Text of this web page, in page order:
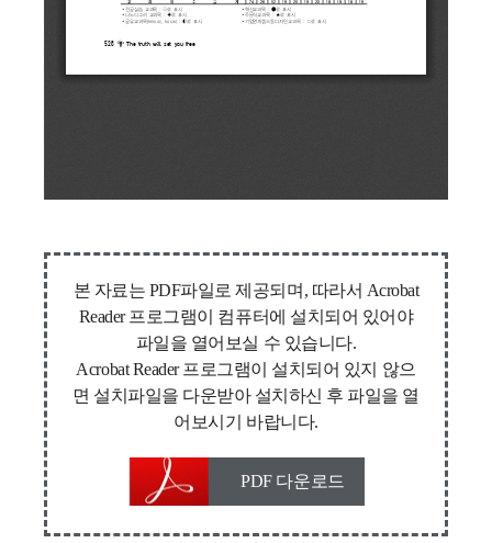
본 자료는 PDF파일로 제공되며, 따라서 Acrobat
Reader 프로그램이 컴퓨터에 설치되어 있어야
파일을 열어보실 수 있습니다.
Acrobat Reader 프로그램이 설치되어 있지 않으
면 설치파일을 다운받아 설치하신 후 파일을 열
어보시기 바랍니다.
PDF 다운로드